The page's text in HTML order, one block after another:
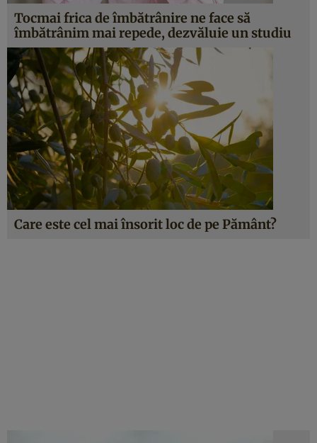
Tocmai frica de îmbătrânire ne face să
îmbătrânim mai repede, dezvăluie un studiu
Care este cel mai însorit loc de pe Pământ?